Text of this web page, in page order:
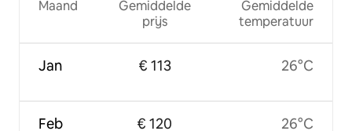
Maand
Jan
Feb
Gemiddelde
prijs
€ 113
€ 120
Gemiddelde
temperatuur
26°C
26°C